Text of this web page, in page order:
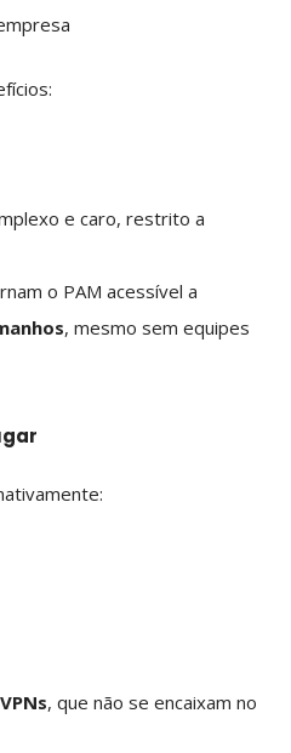
e caro, restrito a
o PAM acessível a
, mesmo sem equipes
, que não se encaixam no